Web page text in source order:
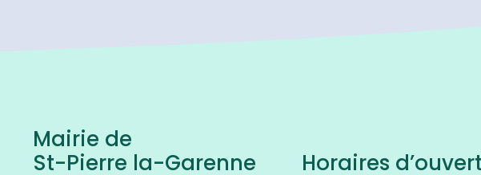
Mairie de
St-Pierre la-Garenne
Horaires